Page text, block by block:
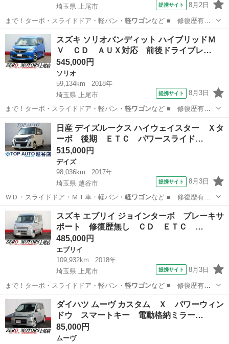
埼玉県 上尾市
提携サイト 8月2日
まで！ターボ・スライドドア・軽バン・ 軽ワゴンなど ■ 修復歴有
無： あり ■ 年…
埼玉 上尾市 eKワゴン
スズキ ソリオバンディット ハイブリッドＭ
Ｖ ＣＤ ＡＵＸ対応 前後ドライブレ…
545,000円
ソリオ
59,134km
2018年
埼玉県 上尾市
提携サイト 8月3日
まで！ターボ・スライドドア・軽バン・ 軽ワゴンなど ■ 修復歴有
無： あり ■ 年…
埼玉 上尾市 ソリオ
日産 デイズルークス ハイウェイスター Ｘタ
ーボ 後期 ＥＴＣ パワースライド…
515,000円
デイズ
98,036km
2017年
埼玉県 越谷市
提携サイト 8月3日
ＷＤ・スライドドア・ＭＴ車・軽バン・ 軽ワゴンなど ■ 修復歴有
無： あり ■ 年…
埼玉 越谷市 デイズ
スズキ エブリイ ジョインターボ ブレーキサ
ポート 修復歴無し ＣＤ ＥＴＣ …
485,000円
エブリイ
109,932km
2018年
埼玉県 上尾市
提携サイト 8月3日
まで！ターボ・スライドドア・軽バン・ 軽ワゴンなど ■ 修復歴有
無： なし ■ 年…
埼玉 上尾市 エブリイ
ダイハツ ムーヴ カスタム Ｘ パワーウィン
ドウ スマートキー 電動格納ミラー…
85,000円
ムーヴ